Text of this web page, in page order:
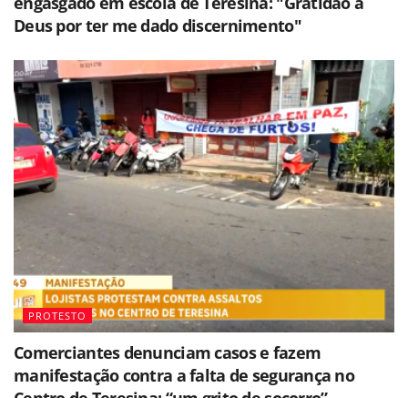
Deus por ter me dado discernimento"
PROTESTO
Comerciantes denunciam casos e fazem
manifestação contra a falta de segurança no